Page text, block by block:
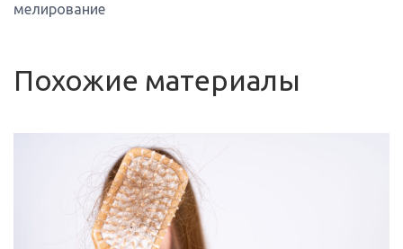
мелирование
Похожие материалы